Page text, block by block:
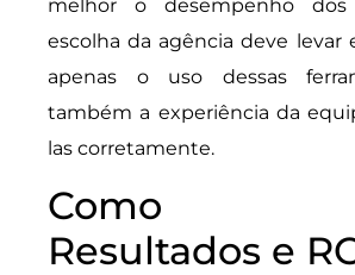
melhor o desempenho dos
escolha da agência deve levar
apenas o uso dessas
também a experiência da
las corretamente.
Como
Resultados e